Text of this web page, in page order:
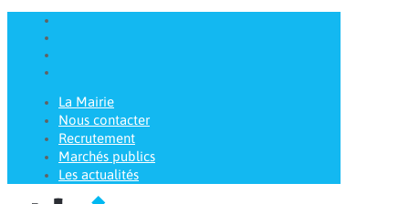
La Mairie
Nous contacter
Recrutement
Marchés publics
Les actualités